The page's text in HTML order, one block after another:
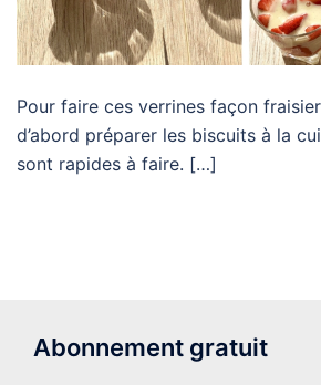
Pour faire ces verrines façon
d’abord préparer les biscuits à la
sont rapides à faire. […]
Abonnement gratuit